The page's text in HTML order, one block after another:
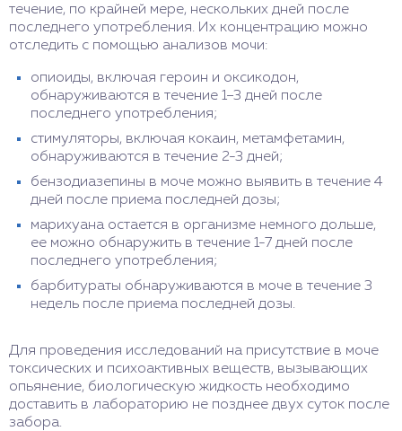
течение, по крайней мере, нескольких дней после
последнего употребления. Их концентрацию можно
отследить с помощью анализов мочи:
опиоиды, включая героин и оксикодон,
обнаруживаются в течение 1–3 дней после
последнего употребления;
стимуляторы, включая кокаин, метамфетамин,
обнаруживаются в течение 2-3 дней;
бензодиазепины в моче можно выявить в течение 4
дней после приема последней дозы;
марихуана остается в организме немного дольше,
ее можно обнаружить в течение 1-7 дней после
последнего употребления;
барбитураты обнаруживаются в моче в течение 3
недель после приема последней дозы.
Для проведения исследований на присутствие в моче
токсических и психоактивных веществ, вызывающих
опьянение, биологическую жидкость необходимо
доставить в лабораторию не позднее двух суток после
забора.